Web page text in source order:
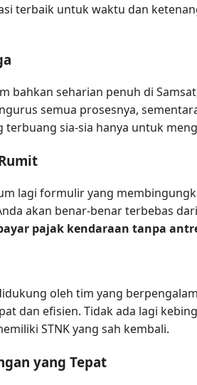
terbaik untuk waktu dan
bahkan seharian penuh di
semua prosesnya,
sia-sia hanya untuk
lagi formulir yang
akan benar-benar terbebas
pajak kendaraan tanpa
oleh tim yang
dan efisien. Tidak ada lagi
STNK yang sah kembali.
yang Tepat